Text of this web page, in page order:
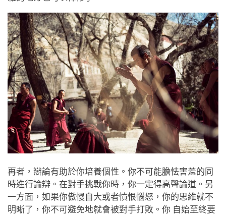
再者，辯論有助於你培養個性。你不可能膽怯害羞的同
時進行論辯。在對手挑戰你時，你一定得高聲論道。另
一方面，如果你傲慢自大或者憤恨惱怒，你的思維就不
明晰了，你不可避免地就會被對手打敗。你 自始至終要